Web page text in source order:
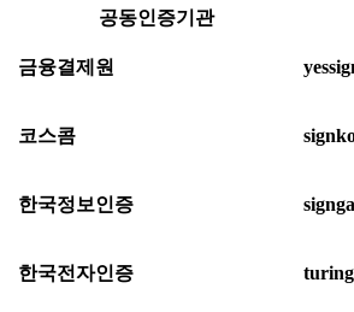
공동인증기관
금융결제원
코스콤
한국정보인증
한국전자인증